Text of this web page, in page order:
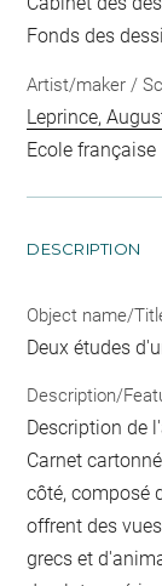
Fonds des
Artist/maker /
Leprince,
Ecole française
DESCRIPTION
Object name/
Deux études
Description/
Description de
Carnet
côté, composé
offrent des
grecs et